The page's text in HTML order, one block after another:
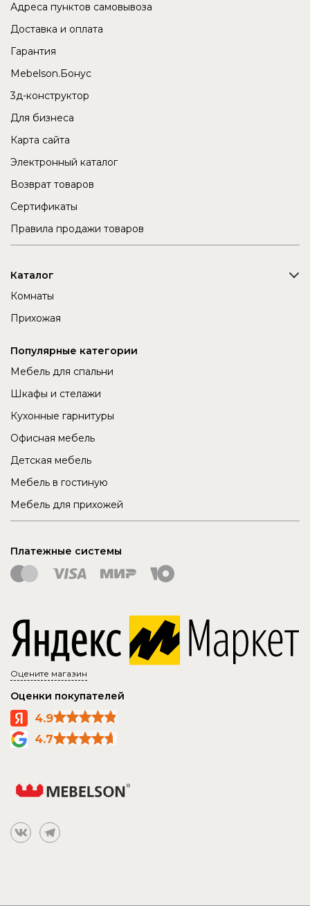
Адреса пунктов самовывоза
Доставка и оплата
Гарантия
Mebelson.Бонус
3д-конструктор
Для бизнеса
Карта сайта
Электронный каталог
Возврат товаров
Сертификаты
Правила продажи товаров
Каталог
Комнаты
Прихожая
Популярные категории
Мебель для спальни
Шкафы и стелажи
Кухонные гарнитуры
Офисная мебель
Детская мебель
Мебель в гостиную
Мебель для прихожей
Платежные системы
Оцените магазин
Оценки покупателей
4.9
4.7